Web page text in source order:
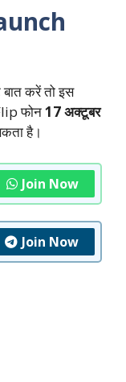
करें तो इस
फोन17 अक्टूबर
है।
Join Now
Join Now